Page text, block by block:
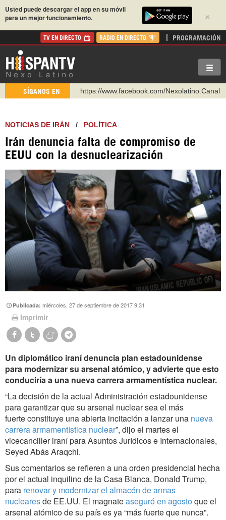
×
Usted puede descargar el app en su móvil
para un mejor funcionamiento.
TV EN DIRECTO RADIO EN DIRECTO PROGRAMACIÓN
SÍGANOS EN
https://www.facebook.com/Nexolatino.Canal
http://twitter.com/nexo_latino
https://t.me/hispantvcanal
https://urmedium.com/c/hispantv
Instagram como: hispan_tv
NOTICIAS DE IRÁN / POLÍTICA
Irán denuncia falta de compromiso de
EEUU con la desnuclearización
Publicada:miércoles, 27 de septiembre de 2017 9:31
Imprimir
Un diplomático iraní denuncia plan estadounidense
para modernizar su arsenal atómico, y advierte que esto
conduciría a una nueva carrera armamentística nuclear.
“La decisión de la actual Administración estadounidense
para garantizar que su arsenal nuclear sea el más
fuerte constituye una abierta incitación a lanzar una nueva
carrera armamentística nuclear”, dijo el martes el
vicecanciller iraní para Asuntos Jurídicos e Internacionales,
Seyed Abás Araqchi.
Sus comentarios se refieren a una orden presidencial hecha
por el actual inquilino de la Casa Blanca, Donald Trump,
para renovar y modernizar el almacén de armas
nuclearesde EE.UU. El magnateaseguró en agosto que el
arsenal atómico de su país es ya “más fuerte que nunca”.